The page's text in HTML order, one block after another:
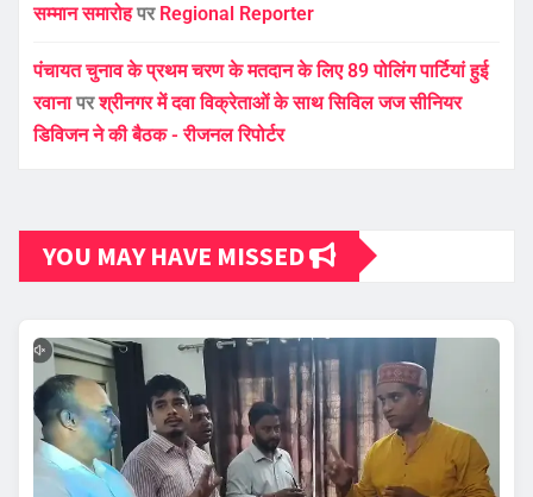
सम्मान समारोहपर Regional Reporter
पंचायत चुनाव के प्रथम चरण के मतदान के लिए 89 पोलिंग पार्टियां हुई
रवानापरश्रीनगर में दवा विक्रेताओं के साथ सिविल जज सीनियर
डिविजन ने की बैठक - रीजनल रिपोर्टर
YOU MAY HAVE MISSED